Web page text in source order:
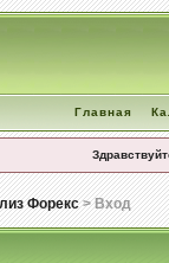
Главная
Форекс> Вход